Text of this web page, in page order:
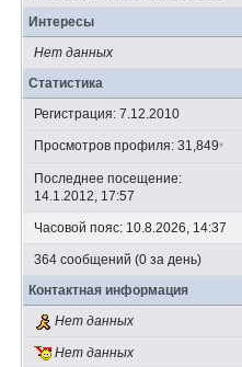
Интересы
Нет данных
Статистика
Регистрация: 7.12.2010
Просмотров профиля: 31,849*
Последнее посещение:
14.1.2012, 17:57
Часовой пояс: 10.8.2026, 14:37
364 сообщений (0 за день)
Контактная информация
Нет данных
Нет данных